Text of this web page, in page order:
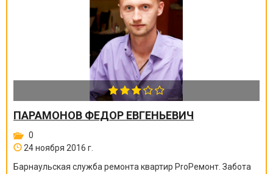
ПАРАМОНОВ ФЕДОР ЕВГЕНЬЕВИЧ
0
24 ноября 2016 г.
Барнаульская служба ремонта квартир ProРемонт. Забота